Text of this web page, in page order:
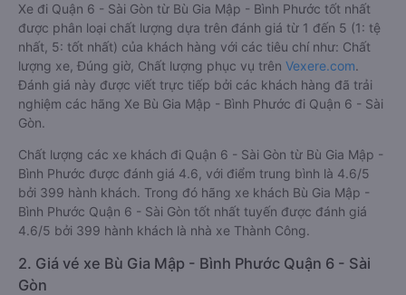
Xe đi Quận 6 - Sài Gòn từ Bù Gia Mập - Bình Phước tốt nhất
được phân loại chất lượng dựa trên đánh giá từ 1 đến 5 (1: tệ
nhất, 5: tốt nhất) của khách hàng với các tiêu chí như: Chất
lượng xe, Đúng giờ, Chất lượng phục vụ trên Vexere.com.
Đánh giá này được viết trực tiếp bởi các khách hàng đã trải
nghiệm các hãng Xe Bù Gia Mập - Bình Phước đi Quận 6 - Sài
Gòn.
Chất lượng các xe khách đi Quận 6 - Sài Gòn từ Bù Gia Mập -
Bình Phước được đánh giá 4.6, với điểm trung bình là 4.6/5
bởi 399 hành khách. Trong đó hãng xe khách Bù Gia Mập -
Bình Phước Quận 6 - Sài Gòn tốt nhất tuyến được đánh giá
4.6/5 bởi 399 hành khách là nhà xe Thành Công.
2. Giá vé xe Bù Gia Mập - Bình Phước Quận 6 - Sài
Gòn